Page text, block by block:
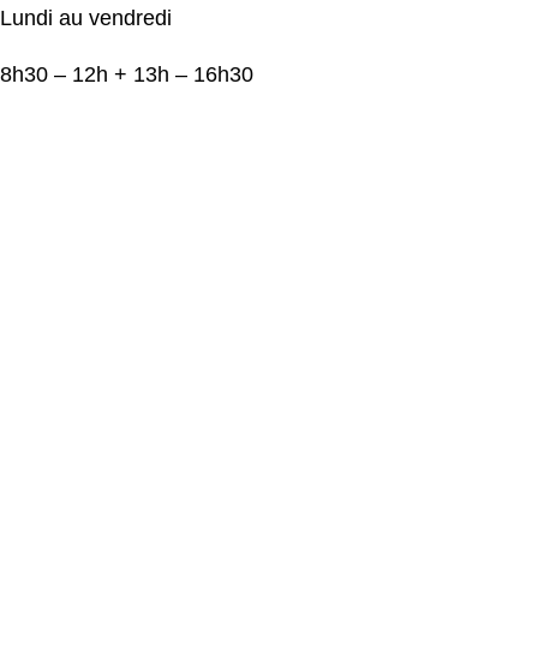
Lundi au vendredi
8h30 – 12h + 13h – 16h30